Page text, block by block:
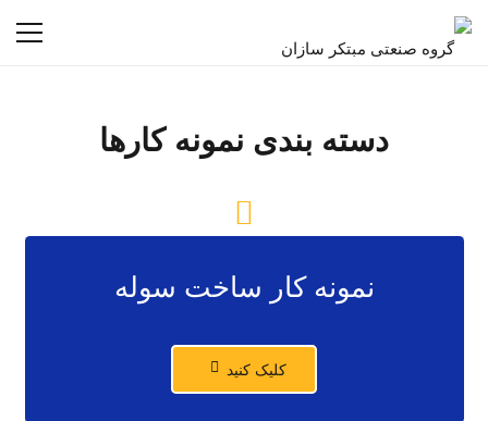
دسته بندی نمونه کارها
نمونه کار ساخت سوله
کلیک کنید